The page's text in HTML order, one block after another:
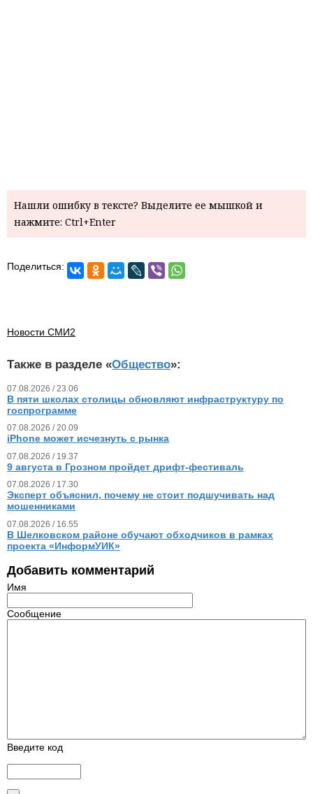
Нашли ошибку в тексте? Выделите ее мышкой и
нажмите: Ctrl+Enter
Поделиться:
Новости СМИ2
Также в разделе «Общество»:
07.08.2026 / 23.06
В пяти школах столицы обновляют инфраструктуру по
госпрограмме
07.08.2026 / 20.09
iPhone может исчезнуть с рынка
07.08.2026 / 19.37
9 августа в Грозном пройдет дрифт-фестиваль
07.08.2026 / 17.30
Эксперт объяснил, почему не стоит подшучивать над
мошенниками
07.08.2026 / 16.55
В Шелковском районе обучают обходчиков в рамках
проекта «ИнформУИК»
Добавить комментарий
Имя
Сообщение
Введите код